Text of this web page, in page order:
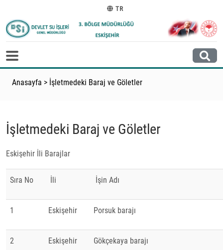
TR
Anasayfa > İşletmedeki Baraj ve Göletler
İşletmedeki Baraj ve Göletler
Eskişehir İli Barajlar
Sıra No İli İşin Adı
1 Eskişehir Porsuk barajı
2 Eskişehir Gökçekaya barajı